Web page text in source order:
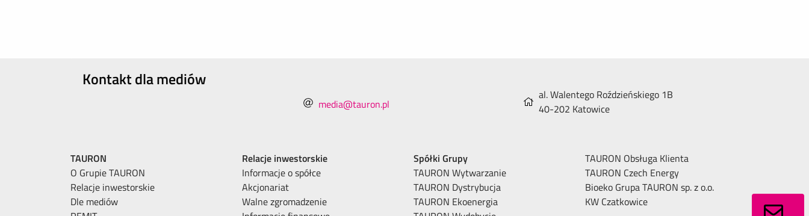
Kontakt dla mediów
media@tauron.pl
al. Walentego Roździeńskiego 1B
40-202 Katowice
TAURON
O Grupie TAURON
Relacje inwestorskie
Dle mediów
Relacje inwestorskie
Informacje o spółce
Akcjonariat
Walne zgromadzenie
Spółki Grupy
TAURON Wytwarzanie
TAURON Dystrybucja
TAURON Ekoenergia
TAURON Obsługa Klienta
TAURON Czech Energy
Bioeko Grupa TAURON sp. z o.o.
KW Czatkowice